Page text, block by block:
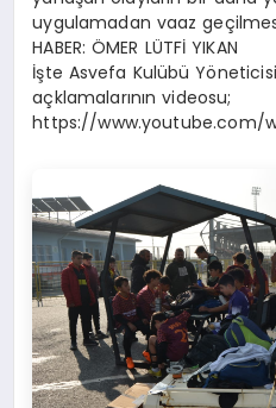
uygulamadan vaaz
HABER: ÖMER LÜTFİ YIKAN
İşte Asvefa Kulübü
açklamalarının videosu;
https://www.youtube.com/